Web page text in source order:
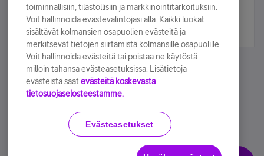
Tilaa nyt
Käyttöehdot Accessibility statement
toiminnallisiin, tilastollisiin ja markkinointitarkoituksiin.
Voit hallinnoida evästevalintojasi alla. Kaikki luokat
sisältävät kolmansien osapuolien evästeitä ja
merkitsevät tietojen siirtämistä kolmansille osapuolille.
Voit hallinnoida evästeitä tai poistaa ne käytöstä
milloin tahansa evästeasetuksissa. Lisätietoja
evästeistä saat evästeitä koskevasta
tietosuojaselosteestamme.
Evästeasetukset